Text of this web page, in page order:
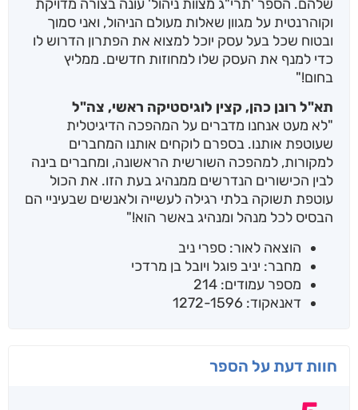
שלהם. הספר 'תרי"ג מצוות ניהול' עונה בצורה מדויקת
וקוהרנטית על מגוון שאלות מעולם הניהול, ואני סמוך
ובטוח שכל בעל עסק יוכל למצוא את הפתרון הדרוש לו
כדי למנף את העסק שלו למחוזות חדשים. ממליץ
בחום!"
תא"ל רונן כהן, קצין לוגיסטיקה ראשי, צה"ל
"לא מעט אנחנו מדברים על המהפכה הדיגיטלית
שעוטפת אותנו. בספרם לוקחים אותנו המחברים
למקורות, למהפכה השורשית הראשונה, ומחברים בינה
לבין הכישורים הנדרשים ממנהיג בעת הזו. את הכול
עוטפת תשוקה בלתי רגילה לעשייה ולאנשים שבעיניי הם
הבסיס לכל מנהל ומנהיג באשר הוא!"
הוצאה לאור: ספרי ניב
מחבר: יניב פוגל ויובל בן מרדכי
מספר עמודים: 214
דאנאקוד: 1272-1596
חוות דעת על הספר